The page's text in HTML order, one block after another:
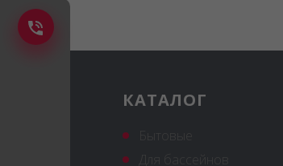
КАТАЛОГ
Для бассейнов